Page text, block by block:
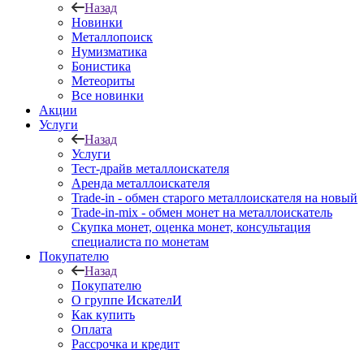
Назад
Новинки
Металлопоиск
Нумизматика
Бонистика
Метеориты
Все новинки
Акции
Услуги
Назад
Услуги
Тест-драйв металлоискателя
Аренда металлоискателя
Trade-in - обмен старого металлоискателя на новый
Trade-in-mix - обмен монет на металлоискатель
Скупка монет, оценка монет, консультация
специалиста по монетам
Покупателю
Назад
Покупателю
О группе ИскателИ
Как купить
Оплата
Рассрочка и кредит